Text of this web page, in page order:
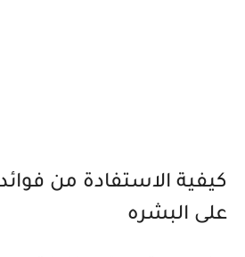
كيفية الاستفادة من فوائد
على البشره